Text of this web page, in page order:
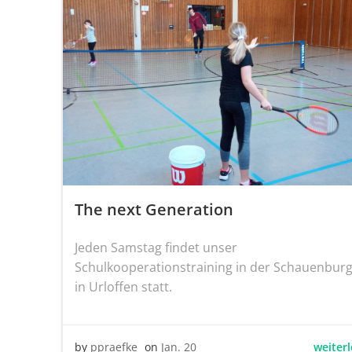
The next Generation
Jeden Samstag findet unser
Schulkooperationstraining in der
in Urloffen statt.
by ppraefke on Jan. 20